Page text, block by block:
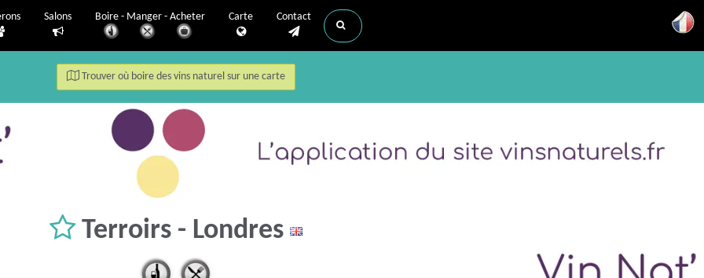
Salons Boire - Manger - Acheter Carte Contact
Trouver où boire des vins naturel sur une carte
Terroirs - Londres